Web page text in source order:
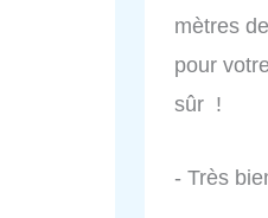
mètres
pour
sûr !
- Très